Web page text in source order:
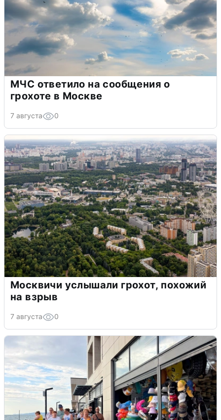
МЧС ответило на сообщения о
грохоте в Москве
7 августа 0
Москвичи услышали грохот, похожий
на взрыв
7 августа 0